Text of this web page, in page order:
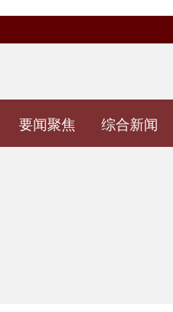
要闻聚焦 综合新闻